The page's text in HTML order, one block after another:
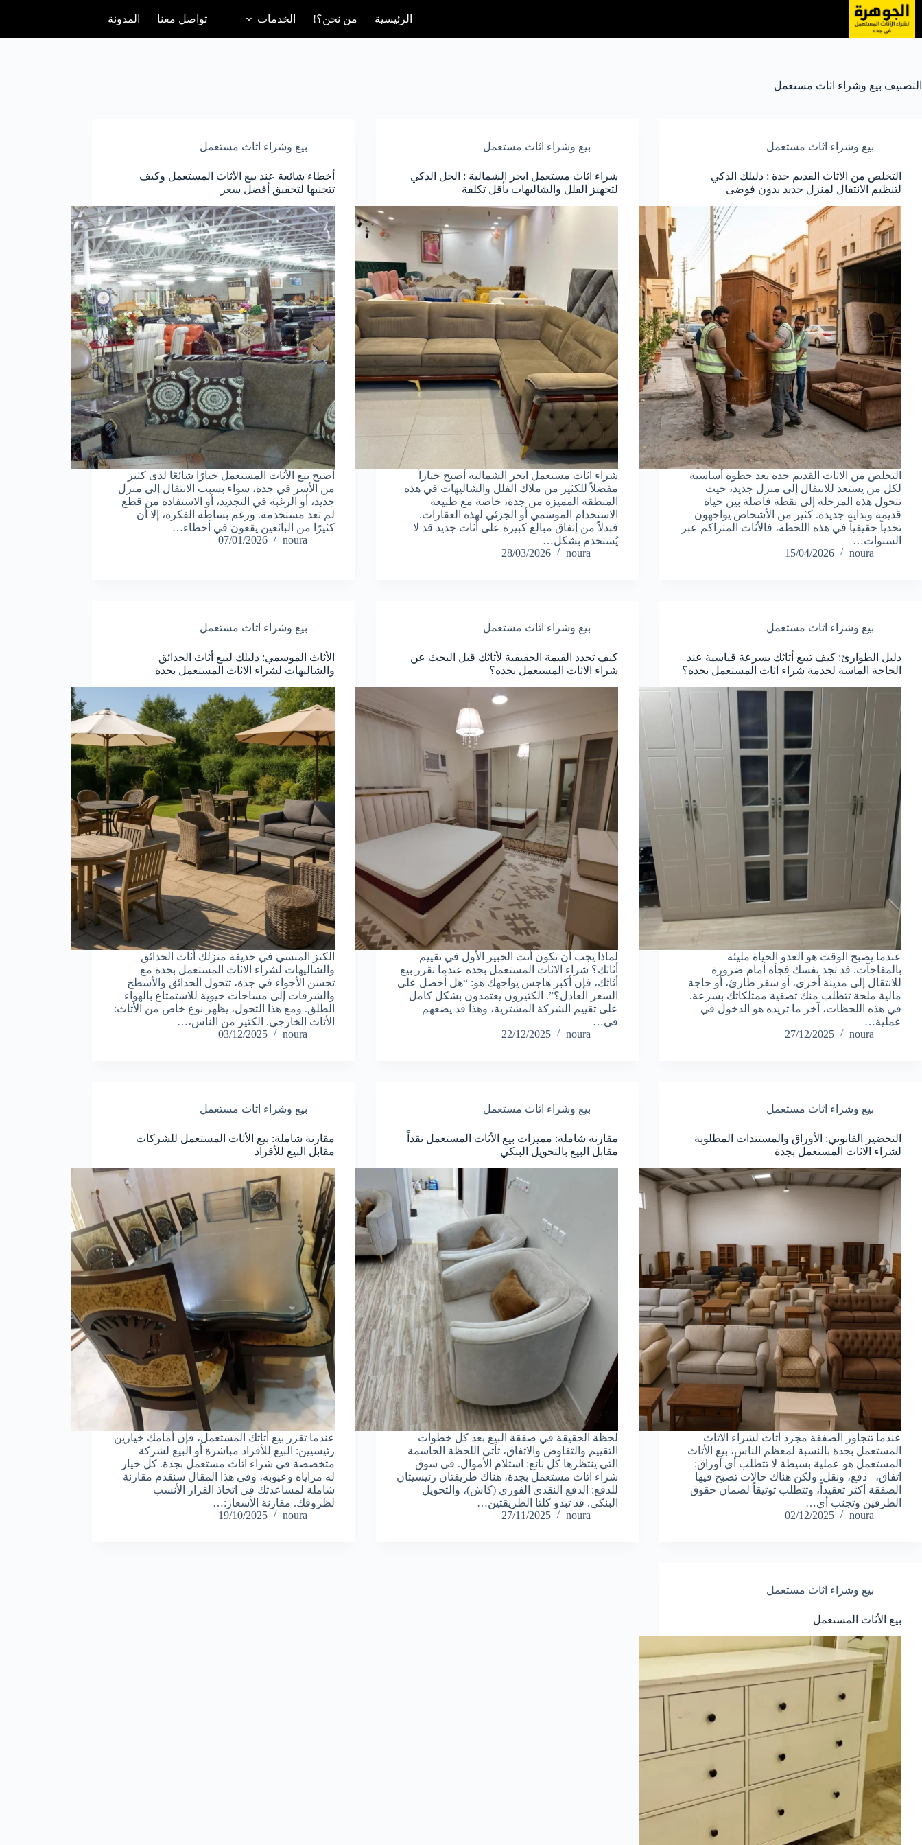
التجاوز
إلى
المحتوى
الرئيسية من نحن؟! الخدمات تواصل معنا المدونة
التصنيف بيع وشراء اثاث مستعمل
بيع وشراء اثاث مستعمل
التخلص من الاثاث القديم جدة : دليلك الذكي
لتنظيم الانتقال لمنزل جديد بدون فوضى
التخلص من الاثاث القديم جدة يعد خطوة أساسية
لكل من يستعد للانتقال إلى منزل جديد، حيث
تتحول هذه المرحلة إلى نقطة فاصلة بين حياة
قديمة وبداية جديدة. كثير من الأشخاص يواجهون
تحدياً حقيقياً في هذه اللحظة، فالأثاث المتراكم عبر
السنوات…
noura
15/04/2026
بيع وشراء اثاث مستعمل
شراء اثاث مستعمل ابحر الشمالية : الحل الذكي
لتجهيز الفلل والشاليهات بأقل تكلفة
شراء اثاث مستعمل ابحر الشمالية أصبح خياراً
مفضلاً للكثير من ملاك الفلل والشاليهات في هذه
المنطقة المميزة من جدة، خاصة مع طبيعة
الاستخدام الموسمي أو الجزئي لهذه العقارات.
فبدلاً من إنفاق مبالغ كبيرة على أثاث جديد قد لا
يُستخدم بشكل…
noura
28/03/2026
بيع وشراء اثاث مستعمل
أخطاء شائعة عند بيع الأثاث المستعمل وكيف
تتجنبها لتحقيق أفضل سعر
أصبح بيع الأثاث المستعمل خيارًا شائعًا لدى كثير
من الأسر في جدة، سواء بسبب الانتقال إلى منزل
جديد، أو الرغبة في التجديد، أو الاستفادة من قطع
لم تعد مستخدمة. ورغم بساطة الفكرة، إلا أن
كثيرًا من البائعين يقعون في أخطاء…
noura
07/01/2026
بيع وشراء اثاث مستعمل
دليل الطوارئ: كيف تبيع أثاثك بسرعة قياسية عند
الحاجة الماسة لخدمة شراء اثاث المستعمل بجدة؟
عندما يصبح الوقت هو العدو الحياة مليئة
بالمفاجآت. قد تجد نفسك فجأة أمام ضرورة
للانتقال إلى مدينة أخرى، أو سفر طارئ، أو حاجة
مالية ملحة تتطلب منك تصفية ممتلكاتك بسرعة.
في هذه اللحظات، آخر ما تريده هو الدخول في
عملية…
noura
27/12/2025
بيع وشراء اثاث مستعمل
كيف تحدد القيمة الحقيقية لأثاثك قبل البحث عن
شراء الاثاث المستعمل بجده؟
لماذا يجب أن تكون أنت الخبير الأول في تقييم
أثاثك؟ شراء الاثاث المستعمل بجده عندما تقرر بيع
أثاثك، فإن أكبر هاجس يواجهك هو: “هل أحصل على
السعر العادل؟”. الكثيرون يعتمدون بشكل كامل
على تقييم الشركة المشترية، وهذا قد يضعهم
في…
noura
22/12/2025
بيع وشراء اثاث مستعمل
الأثاث الموسمي: دليلك لبيع أثاث الحدائق
والشاليهات لشراء الاثاث المستعمل بجدة
الكنز المنسي في حديقة منزلك أثاث الحدائق
والشاليهات لشراء الاثاث المستعمل بجدة مع
تحسن الأجواء في جدة، تتحول الحدائق والأسطح
والشرفات إلى مساحات حيوية للاستمتاع بالهواء
الطلق. ومع هذا التحول، يظهر نوع خاص من الأثاث:
الأثاث الخارجي. الكثير من الناس،…
noura
03/12/2025
بيع وشراء اثاث مستعمل
التحضير القانوني: الأوراق والمستندات المطلوبة
لشراء الاثاث المستعمل بجدة
عندما تتجاوز الصفقة مجرد أثاث لشراء الاثاث
المستعمل بجدة بالنسبة لمعظم الناس، بيع الأثاث
المستعمل هو عملية بسيطة لا تتطلب أي أوراق:
اتفاق، دفع، ونقل. ولكن هناك حالات تصبح فيها
الصفقة أكثر تعقيداً، وتتطلب توثيقاً لضمان حقوق
الطرفين وتجنب أي…
noura
02/12/2025
بيع وشراء اثاث مستعمل
مقارنة شاملة: مميزات بيع الأثاث المستعمل نقداً
مقابل البيع بالتحويل البنكي
لحظة الحقيقة في صفقة البيع بعد كل خطوات
التقييم والتفاوض والاتفاق، تأتي اللحظة الحاسمة
التي ينتظرها كل بائع: استلام الأموال. في سوق
شراء اثاث مستعمل بجدة، هناك طريقتان رئيسيتان
للدفع: الدفع النقدي الفوري (كاش)، والتحويل
البنكي. قد تبدو كلتا الطريقتين…
noura
27/11/2025
بيع وشراء اثاث مستعمل
مقارنة شاملة: بيع الأثاث المستعمل للشركات
مقابل البيع للأفراد
عندما تقرر بيع أثاثك المستعمل، فإن أمامك خيارين
رئيسيين: البيع للأفراد مباشرة أو البيع لشركة
متخصصة في شراء اثاث مستعمل بجدة. كل خيار
له مزاياه وعيوبه، وفي هذا المقال سنقدم مقارنة
شاملة لمساعدتك في اتخاذ القرار الأنسب
لظروفك. مقارنة الأسعار:…
noura
19/10/2025
بيع وشراء اثاث مستعمل
بيع الأثاث المستعمل